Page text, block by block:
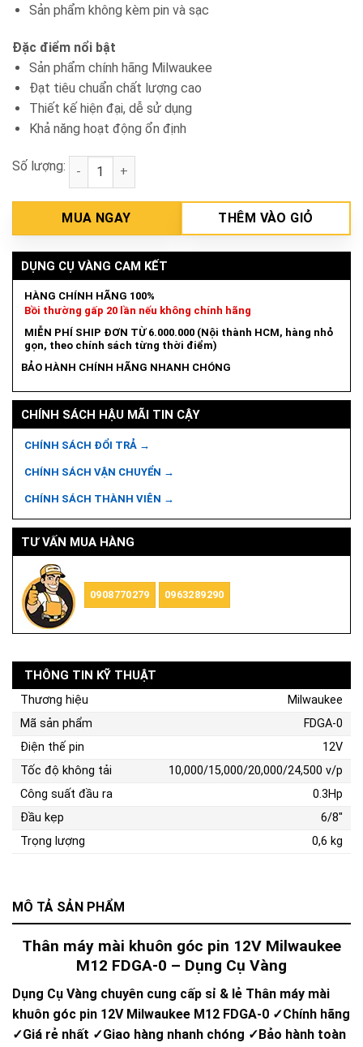
Sản phẩm không kèm pin và sạc
Đặc điểm nổi bật
Sản phẩm chính hãng Milwaukee
Đạt tiêu chuẩn chất lượng cao
Thiết kế hiện đại, dễ sử dụng
Khả năng hoạt động ổn định
Số lượng: Thân máy mài khuôn góc pin 12V Milwaukee M12
MUA NGAY THÊM VÀO GIỎ
DỤNG CỤ VÀNG CAM KẾT
HÀNG CHÍNH HÃNG 100%
Bồi thường gấp 20 lần nếu không chính hãng
MIỄN PHÍ SHIP ĐƠN TỪ 6.000.000 (Nội thành HCM, hàng nhỏ
gọn, theo chính sách từng thời điểm)
BẢO HÀNH CHÍNH HÃNG NHANH CHÓNG
CHÍNH SÁCH HẬU MÃI TIN CẬY
CHÍNH SÁCH ĐỔI TRẢ →
CHÍNH SÁCH VẬN CHUYỂN →
CHÍNH SÁCH THÀNH VIÊN →
TƯ VẤN MUA HÀNG
0908770279 0963289290
MÔ TẢ SẢN PHẨM
Thân máy mài khuôn góc pin 12V Milwaukee
M12 FDGA-0 – Dụng Cụ Vàng
Dụng Cụ Vàng chuyên cung cấp sỉ & lẻ Thân máy mài
khuôn góc pin 12V Milwaukee M12 FDGA-0 ✓Chính hãng
✓Giá rẻ nhất ✓Giao hàng nhanh chóng ✓Bảo hành toàn
THÔNG TIN KỸ THUẬT
Thương hiệu
Milwaukee
Mã sản phẩm
FDGA-0
Điện thế pin
12V
Tốc độ không tải
10,000/15,000/20,000/24,500 v/p
Công suất đầu ra
0.3Hp
Đầu kẹp
6/8″
Trọng lượng
0,6 kg